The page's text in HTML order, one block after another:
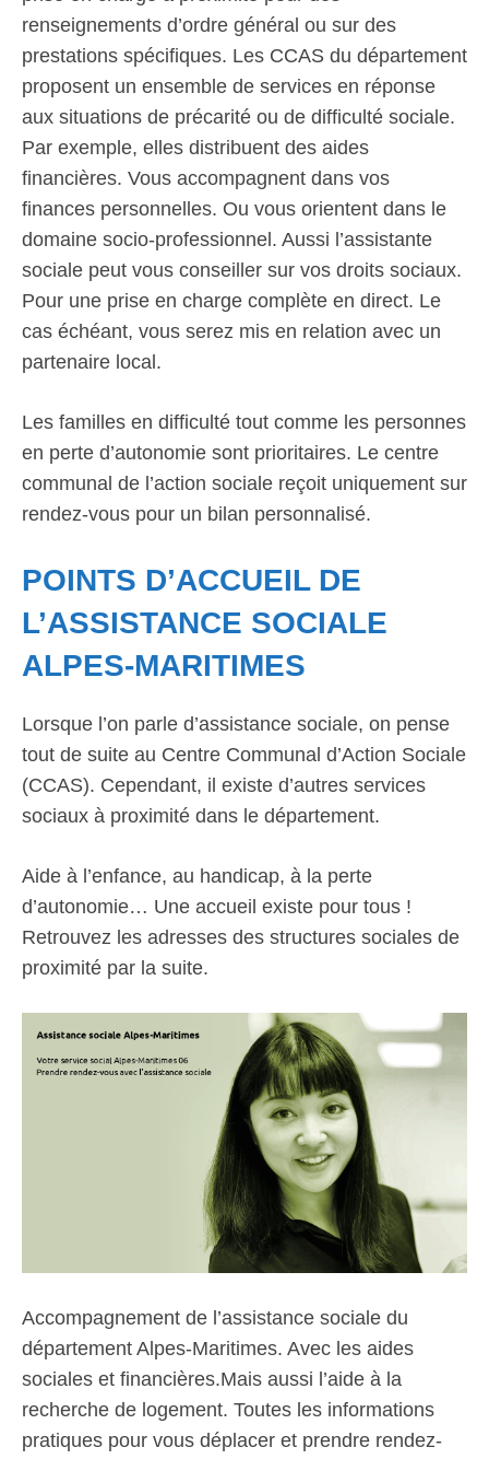
renseignements d’ordre général ou sur des
prestations spécifiques. Les CCAS du département
proposent un ensemble de services en réponse
aux situations de précarité ou de difficulté sociale.
Par exemple, elles distribuent des aides
financières. Vous accompagnent dans vos
finances personnelles. Ou vous orientent dans le
domaine socio-professionnel. Aussi l’assistante
sociale peut vous conseiller sur vos droits sociaux.
Pour une prise en charge complète en direct. Le
cas échéant, vous serez mis en relation avec un
partenaire local.
Les familles en difficulté tout comme les personnes
en perte d’autonomie sont prioritaires. Le centre
communal de l’action sociale reçoit uniquement sur
rendez-vous pour un bilan personnalisé.
POINTS D’ACCUEIL DE
L’ASSISTANCE SOCIALE
ALPES-MARITIMES
Lorsque l’on parle d’assistance sociale, on pense
tout de suite au Centre Communal d’Action Sociale
(CCAS). Cependant, il existe d’autres services
sociaux à proximité dans le département.
Aide à l’enfance, au handicap, à la perte
d’autonomie… Une accueil existe pour tous !
Retrouvez les adresses des structures sociales de
proximité par la suite.
Accompagnement de l’assistance sociale du
département Alpes-Maritimes. Avec les aides
sociales et financières.Mais aussi l’aide à la
recherche de logement. Toutes les informations
pratiques pour vous déplacer et prendre rendez-